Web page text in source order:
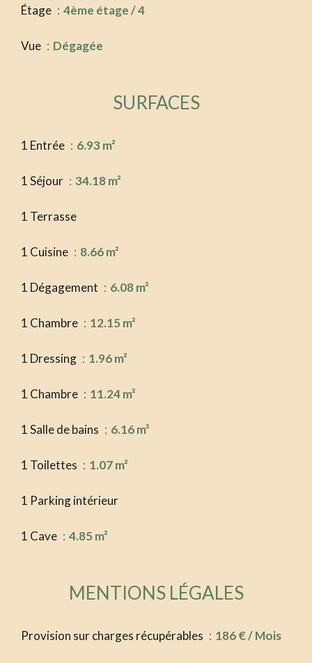
Étage 4ème étage / 4
Vue Dégagée
SURFACES
1 Entrée 6.93 m²
1 Séjour 34.18 m²
1 Terrasse
1 Cuisine 8.66 m²
1 Dégagement 6.08 m²
1 Chambre 12.15 m²
1 Dressing 1.96 m²
1 Chambre 11.24 m²
1 Salle de bains 6.16 m²
1 Toilettes 1.07 m²
1 Parking intérieur
1 Cave 4.85 m²
MENTIONS LÉGALES
Provision sur charges récupérables 186 € / Mois